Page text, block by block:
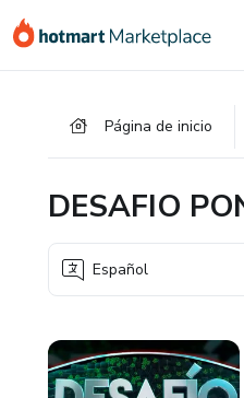
Página de inicio
DESAFIO
Español